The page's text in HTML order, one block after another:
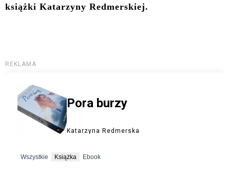
książki Katarzyny Redmerskiej.